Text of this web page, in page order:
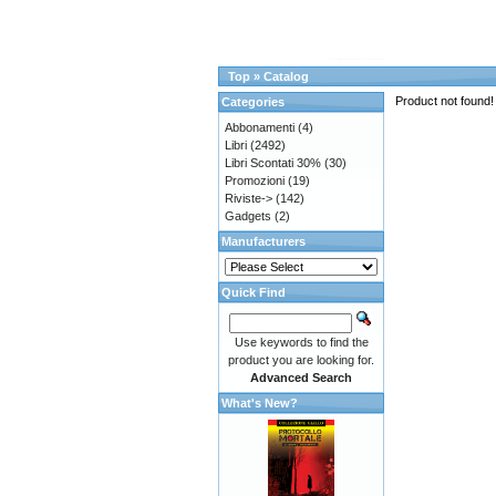
Top » Catalog
Product not found!
Categories
Abbonamenti (4)
Libri (2492)
Libri Scontati 30% (30)
Promozioni (19)
Riviste-> (142)
Gadgets (2)
Manufacturers
Quick Find
Use keywords to find the
product you are looking for.
Advanced Search
What's New?